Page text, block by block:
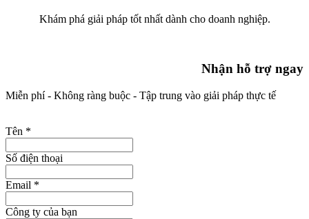
Khám phá giải pháp tốt nhất dành cho doanh nghiệp.
Nhận hỗ trợ ngay
Miễn phí - Không ràng buộc - Tập trung vào giải pháp thực tế
Tên *
Số điện thoại
Email *
Công ty của bạn